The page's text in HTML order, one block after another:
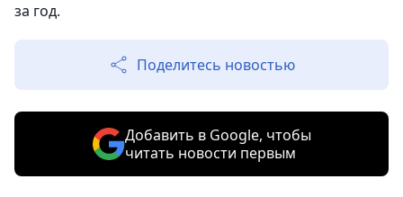
за год.
Поделитесь новостью
Добавить в Google, чтобы
читать новости первым